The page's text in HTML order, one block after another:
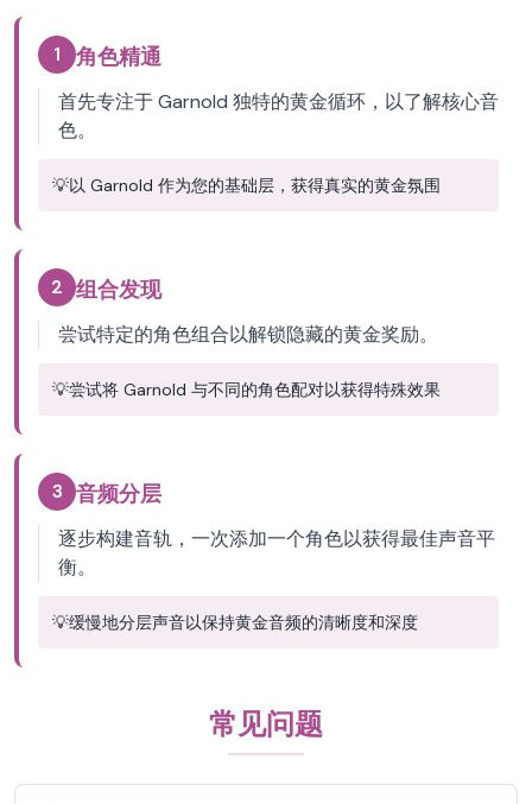
1 角色精通
首先专注于 Garnold 独特的黄金循环，以了解核心音
色。
💡以 Garnold 作为您的基础层，获得真实的黄金氛围
2 组合发现
尝试特定的角色组合以解锁隐藏的黄金奖励。
💡尝试将 Garnold 与不同的角色配对以获得特殊效果
3 音频分层
逐步构建音轨，一次添加一个角色以获得最佳声音平
衡。
💡缓慢地分层声音以保持黄金音频的清晰度和深度
常见问题